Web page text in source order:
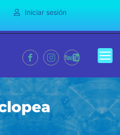
Iniciar sesión